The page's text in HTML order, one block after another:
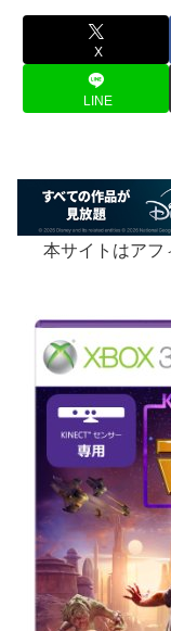
X
LINE
本サイトはアフ